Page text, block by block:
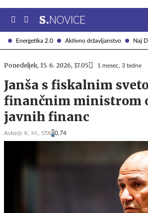
Energetika 2.0 Aktivno državljanstvo Naj
Ponedeljek, 15. 6. 2026, 17.05 1 mesec, 3 tedne
Janša s fiskalnim
finančnim ministrom
javnih financ
Avtorji: K. M., STA 0,74